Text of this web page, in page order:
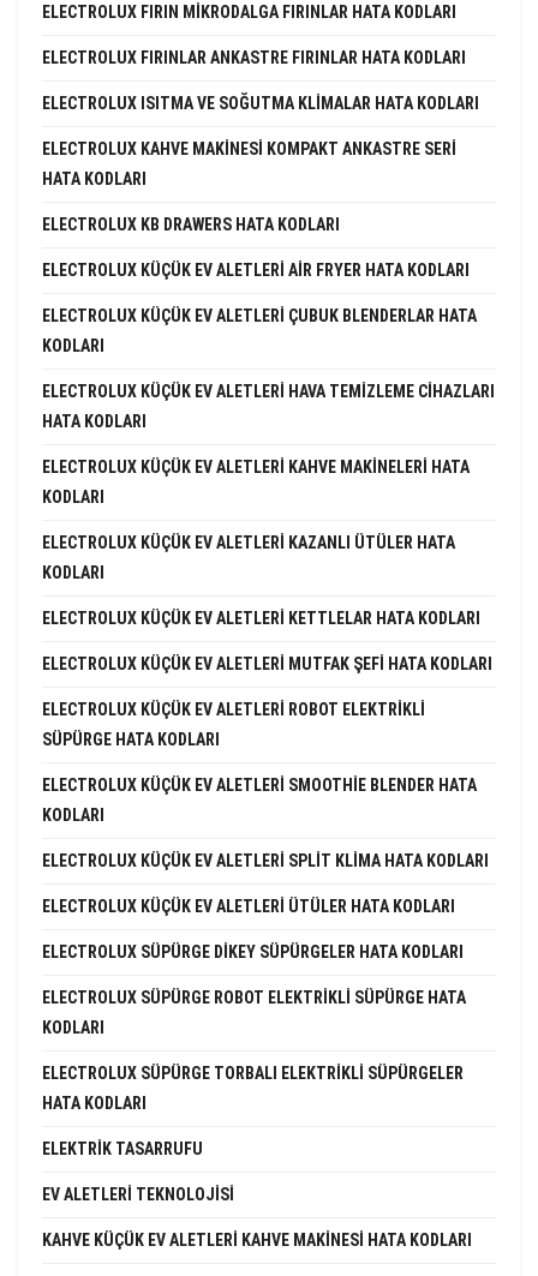
ELECTROLUX FIRIN MIKRODALGA FIRINLAR HATA KODLARI
ELECTROLUX FIRINLAR ANKASTRE FIRINLAR HATA KODLARI
ELECTROLUX ISITMA VE SOĞUTMA KLIMALAR HATA KODLARI
ELECTROLUX KAHVE MAKINESI KOMPAKT ANKASTRE SERI
HATA KODLARI
ELECTROLUX KB DRAWERS HATA KODLARI
ELECTROLUX KÜÇÜK EV ALETLERI AIR FRYER HATA KODLARI
ELECTROLUX KÜÇÜK EV ALETLERI ÇUBUK BLENDERLAR HATA
KODLARI
ELECTROLUX KÜÇÜK EV ALETLERI HAVA TEMIZLEME CIHAZLARI
HATA KODLARI
ELECTROLUX KÜÇÜK EV ALETLERI KAHVE MAKINELERI HATA
KODLARI
ELECTROLUX KÜÇÜK EV ALETLERI KAZANLI ÜTÜLER HATA
KODLARI
ELECTROLUX KÜÇÜK EV ALETLERI KETTLELAR HATA KODLARI
ELECTROLUX KÜÇÜK EV ALETLERI MUTFAK ŞEFI HATA KODLARI
ELECTROLUX KÜÇÜK EV ALETLERI ROBOT ELEKTRIKLI
SÜPÜRGE HATA KODLARI
ELECTROLUX KÜÇÜK EV ALETLERI SMOOTHIE BLENDER HATA
KODLARI
ELECTROLUX KÜÇÜK EV ALETLERI SPLIT KLIMA HATA KODLARI
ELECTROLUX KÜÇÜK EV ALETLERI ÜTÜLER HATA KODLARI
ELECTROLUX SÜPÜRGE DIKEY SÜPÜRGELER HATA KODLARI
ELECTROLUX SÜPÜRGE ROBOT ELEKTRIKLI SÜPÜRGE HATA
KODLARI
ELECTROLUX SÜPÜRGE TORBALI ELEKTRIKLI SÜPÜRGELER
HATA KODLARI
ELEKTRIK TASARRUFU
EV ALETLERI TEKNOLOJISI
KAHVE KÜÇÜK EV ALETLERI KAHVE MAKINESI HATA KODLARI